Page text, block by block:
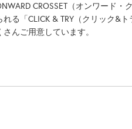
CROSSET（オンワード
る「CLICK & TRY（クリック&
んご用意しています。